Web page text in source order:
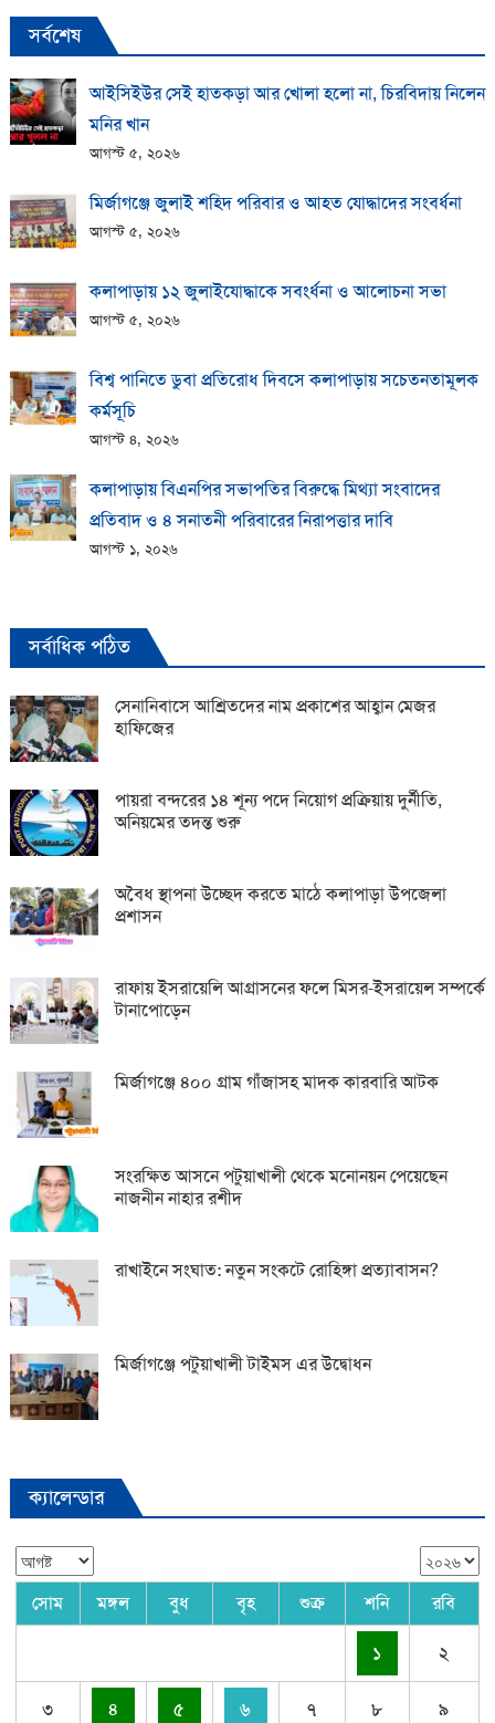
সর্বশেষ
আইসিইউর সেই হাতকড়া আর খোলা হলো না, চিরবিদায় নিলেন
মনির খান
আগস্ট ৫, ২০২৬
মির্জাগঞ্জে জুলাই শহিদ পরিবার ও আহত যোদ্ধাদের সংবর্ধনা
আগস্ট ৫, ২০২৬
কলাপাড়ায় ১২ জুলাইযোদ্ধাকে সবংর্ধনা ও আলোচনা সভা
আগস্ট ৫, ২০২৬
বিশ্ব পানিতে ডুবা প্রতিরোধ দিবসে কলাপাড়ায় সচেতনতামূলক
কর্মসূচি
আগস্ট ৪, ২০২৬
কলাপাড়ায় বিএনপির সভাপতির বিরুদ্ধে মিথ্যা সংবাদের
প্রতিবাদ ও ৪ সনাতনী পরিবারের নিরাপত্তার দাবি
আগস্ট ১, ২০২৬
সর্বাধিক পঠিত
সেনানিবাসে আশ্রিতদের নাম প্রকাশের আহ্বান মেজর
হাফিজের
পায়রা বন্দরের ১৪ শূন্য পদে নিয়োগ প্রক্রিয়ায় দুর্নীতি,
অনিয়মের তদন্ত শুরু
অবৈধ স্থাপনা উচ্ছেদ করতে মাঠে কলাপাড়া উপজেলা
প্রশাসন
রাফায় ইসরায়েলি আগ্রাসনের ফলে মিসর-ইসরায়েল সম্পর্কে
টানাপোড়েন
মির্জাগঞ্জে ৪০০ গ্রাম গাঁজাসহ মাদক কারবারি আটক
সংরক্ষিত আসনে পটুয়াখালী থেকে মনোনয়ন পেয়েছেন
নাজনীন নাহার রশীদ
রাখাইনে সংঘাত: নতুন সংকটে রোহিঙ্গা প্রত্যাবাসন?
মির্জাগঞ্জে পটুয়াখালী টাইমস এর উদ্বোধন
ক্যালেন্ডার
সোম মঙ্গল বুধ বৃহ শুক্র শনি রবি
১ ২
৩ ৪ ৫ ৬ ৭ ৮ ৯